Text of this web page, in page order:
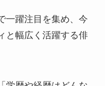
一躍注目を集め、今
と幅広く活躍する俳